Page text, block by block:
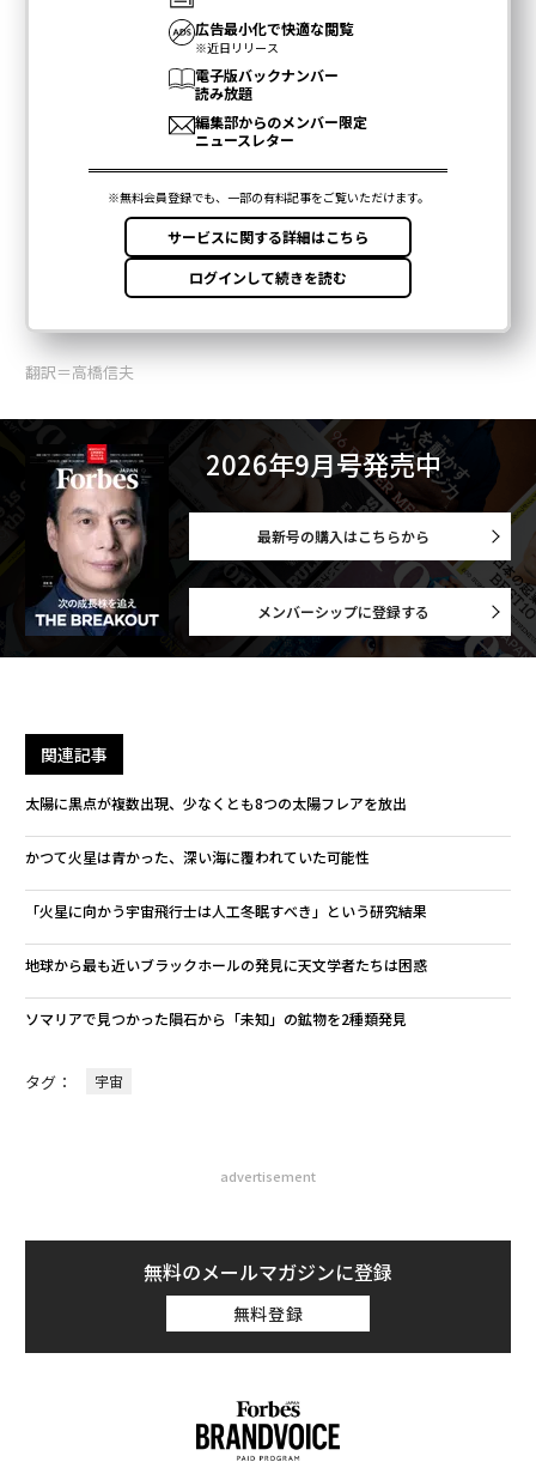
翻訳＝高橋信夫
2026年9月号発売中
最新号の購入はこちらから
メンバーシップに登録する
関連記事
太陽に黒点が複数出現、少なくとも8つの太陽フレアを放出
かつて火星は青かった、深い海に覆われていた可能性
「火星に向かう宇宙飛行士は人工冬眠すべき」という研究結果
地球から最も近いブラックホールの発見に天文学者たちは困惑
ソマリアで見つかった隕石から「未知」の鉱物を2種類発見
タグ： 宇宙
advertisement
無料のメールマガジンに登録
無料登録